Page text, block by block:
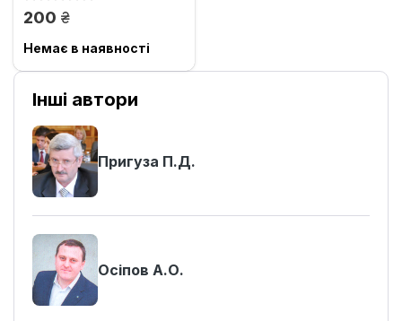
200 грн.
Немає в наявності
Інші автори
Пригуза П.Д.
Осіпов А.О.